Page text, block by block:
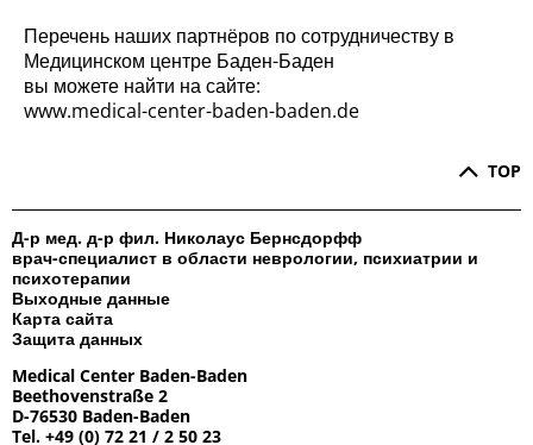
Перечень наших партнёров по сотрудничеству в
Медицинском центре Баден-Баден
вы можете найти на сайте:
www.medical-center-baden-baden.de
TOP
Д-р мед. д-р фил. Николаус Бернсдорфф
врач-специалист в области неврологии, психиатрии и
психотерапии
Выходные данные
Карта сайта
Защита данных
Medical Center Baden-Baden
Beethovenstraße 2
D-76530 Baden-Baden
Tel. +49 (0) 72 21 / 2 50 23